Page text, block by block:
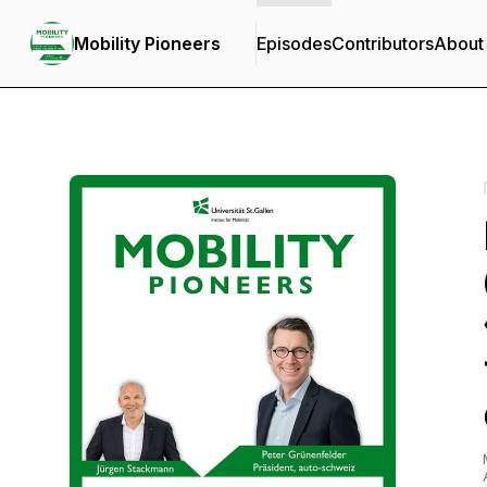
Mobility Pioneers EpisodesContributorsAbout